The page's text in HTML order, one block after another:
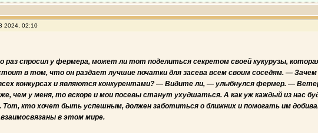
2024, 02:10
раз спросил у фермера, может ли тот поделиться секретом своей кукурузы,
в том, что он раздает лучшие початки для засева всем своим соседям. —
конкурсах и яв­ляются конкурентами? — Видите ли, — улыбнулся фермер. —
чем у меня, то вскоре и мои посе­вы станут ухудшаться. А как уж каждый из нас
Тот, кто хочет быть успешным, должен заботиться о ближних и помогать им
в этом мире.